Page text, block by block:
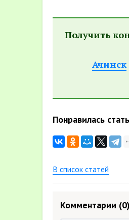
Получить
Ачинск
Понравилась
В список статей
Комментарии (0)